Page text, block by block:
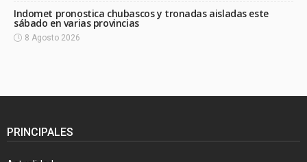
Indomet pronostica chubascos y tronadas aisladas este
sábado en varias provincias
8 Agosto 2026
PRINCIPALES